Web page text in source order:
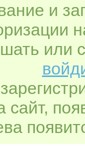
и
или
сайт,